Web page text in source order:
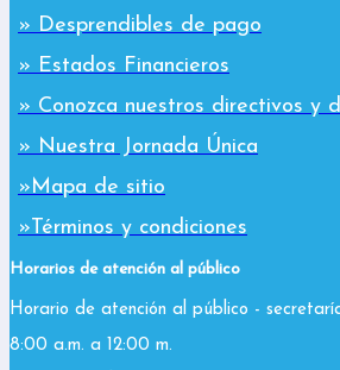
» Desprendibles de pago
» Estados Financieros
» Conozca nuestros directivos y
» Nuestra Jornada Única
»Mapa de sitio
»Términos y condiciones
Horarios de atención al público
Horario de atención al público -
8:00 a.m. a 12:00 m.